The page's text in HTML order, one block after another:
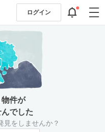
ログイン
件が
でした
見をしませんか？